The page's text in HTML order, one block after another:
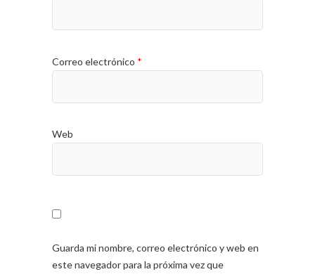
Correo electrónico *
Web
Guarda mi nombre, correo electrónico y web en
este navegador para la próxima vez que